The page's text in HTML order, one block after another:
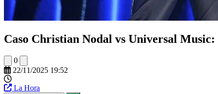
Caso Christian Nodal vs Universal
0
22/11/2025 19:52
La Hora